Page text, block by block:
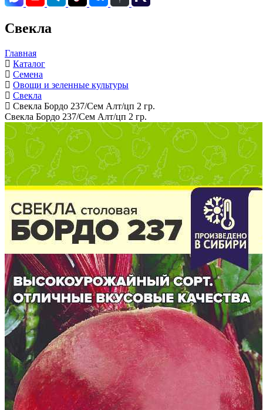
Свекла
Главная
Каталог
Семена
Овощи и зеленные культуры
Свекла
Свекла Бордо 237/Сем Алт/цп 2 гр.
Свекла Бордо 237/Сем Алт/цп 2 гр.